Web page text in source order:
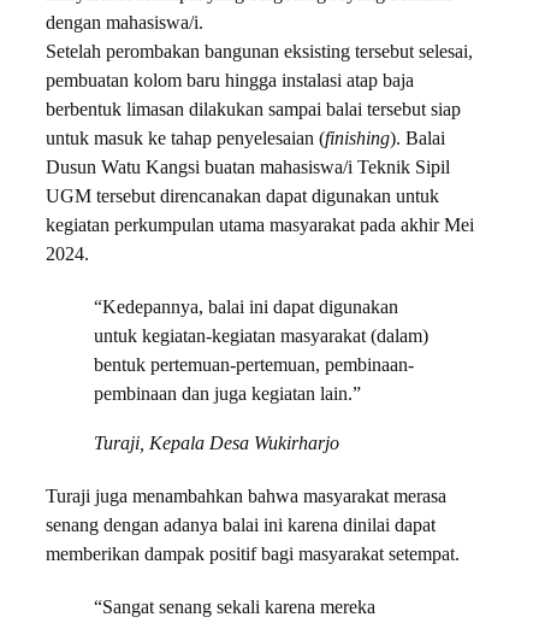
dengan mahasiswa/i.
Setelah perombakan bangunan eksisting tersebut selesai,
pembuatan kolom baru hingga instalasi atap baja
berbentuk limasan dilakukan sampai balai tersebut siap
untuk masuk ke tahap penyelesaian (finishing). Balai
Dusun Watu Kangsi buatan mahasiswa/i Teknik Sipil
UGM tersebut direncanakan dapat digunakan untuk
kegiatan perkumpulan utama masyarakat pada akhir Mei
2024.
“Kedepannya, balai ini dapat digunakan
untuk kegiatan-kegiatan masyarakat (dalam)
bentuk pertemuan-pertemuan, pembinaan-
pembinaan dan juga kegiatan lain.”
Turaji, Kepala Desa Wukirharjo
Turaji juga menambahkan bahwa masyarakat merasa
senang dengan adanya balai ini karena dinilai dapat
memberikan dampak positif bagi masyarakat setempat.
“Sangat senang sekali karena mereka